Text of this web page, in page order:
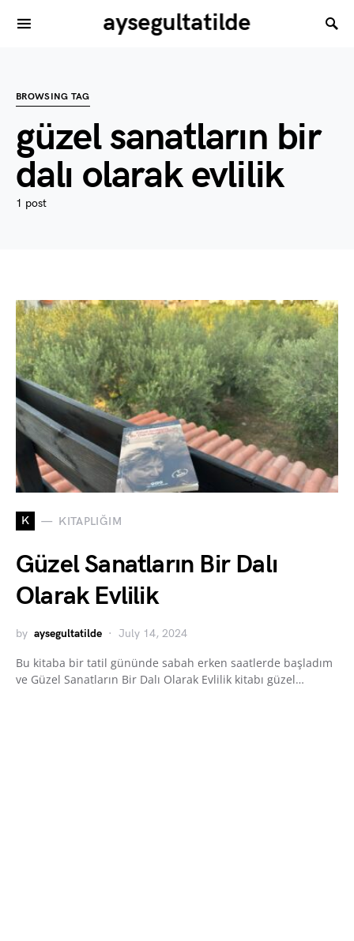
aysegultatilde
BROWSING TAG
güzel sanatların bir
dalı olarak evlilik
1 post
K KITAPLIĞIM
Güzel Sanatların Bir Dalı
Olarak Evlilik
by aysegultatilde July 14, 2024
Bu kitaba bir tatil gününde sabah erken saatlerde başladım
ve Güzel Sanatların Bir Dalı Olarak Evlilik kitabı güzel…